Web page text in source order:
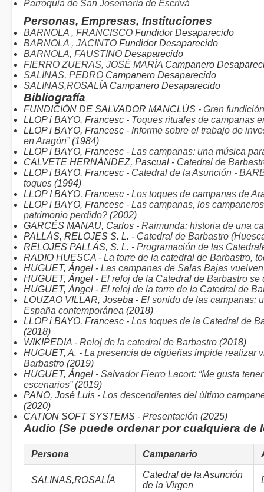
Parroquia de San Josemaría de Escrivá
Personas, Empresas, Instituciones
BARNOLA , FRANCISCO Fundidor Desaparecido
BARNOLA , JACINTO Fundidor Desaparecido
BARNOLA, FAUSTINO Desaparecido
FIERRO ZUERAS, JOSÉ MARÍA Campanero
SALINAS, PEDRO Campanero Desaparecido
SALINAS,ROSALÍA Campanero Desaparecido
Bibliografía
FUNDICIÓN DE SALVADOR MANCLÚS - Gran
LLOP i BAYO, Francesc - Toques rituales de campanas
LLOP i BAYO, Francesc - Informe sobre el trabajo de
en Aragón”(1984)
LLOP i BAYO, Francesc - Las campanas: una música
CALVETE HERNÁNDEZ, Pascual - Catedral de
LLOP i BAYO, Francesc - Catedral de la Asunción -
toques (1994)
LLOP I BAYO, Francesc - Los toques de campanas de
LLOP i BAYO, Francesc - Las campanas, los
patrimonio perdido? (2002)
GARCÉS MANAU, Carlos - Raimunda: historia de una
PALLÁS, RELOJES S. L. - Catedral de Barbastro
RELOJES PALLÁS, S. L. - Programación de las
RADIO HUESCA - La torre de la catedral de Barbastro,
HUGUET, Ángel - Las campanas de Salas Bajas
HUGUET, Ángel - El reloj de la Catedral de Barbastro
HUGUET, Ángel - El reloj de la torre de la Catedral de
LOUZAO VILLAR, Joseba - El sonido de las campanas:
España contemporánea (2018)
LLOP i BAYO, Francesc - Los toques de la Catedral de
(2018)
WIKIPEDIA - Reloj de la catedral de Barbastro (2018)
HUGUET, A. - La presencia de cigüeñas impide realizar
Barbastro (2019)
HUGUET, Ángel - Salvador Fierro Lacort: “Me gusta
escenarios”(2019)
PANO, José Luis - Los descendientes del último
(2020)
CATION SOFT SYSTEMS - Presentación (2025)
Audio (Se puede ordenar por cualquiera de
Persona Campanario
SALINAS,ROSALÍA
Catedral de la Asunción
de la Virgen